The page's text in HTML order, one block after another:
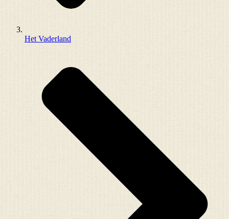
Het Vaderland